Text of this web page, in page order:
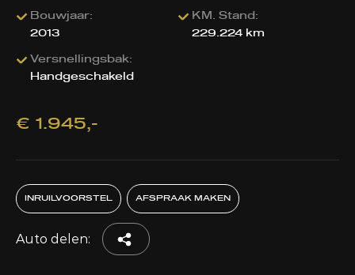
Bouwjaar:
2013
KM. Stand:
229.224 km
Versnellingsbak:
Handgeschakeld
€ 1.945,-
INRUILVOORSTEL AFSPRAAK MAKEN
Auto delen: